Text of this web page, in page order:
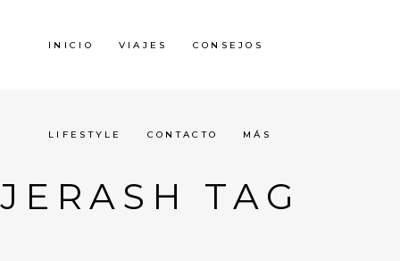
INICIO VIAJES CONSEJOS
LIFESTYLE CONTACTO MÁS
JERASH TAG